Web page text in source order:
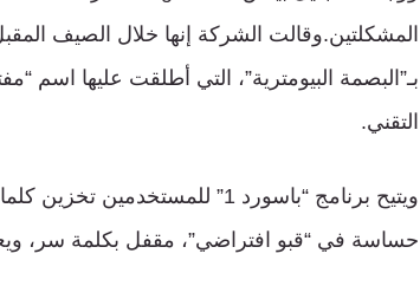
المشكلتين.وقالت الشركة إنها خلال الصيف
التقني.
ويتيح برنامج “باسورد 1”
حساسة في “قبو افتراضي”، مقفل بكلمة سر،